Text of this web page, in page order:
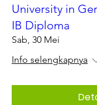
University in
IB Diploma
Sab, 30 Mei
Info selengkapnya